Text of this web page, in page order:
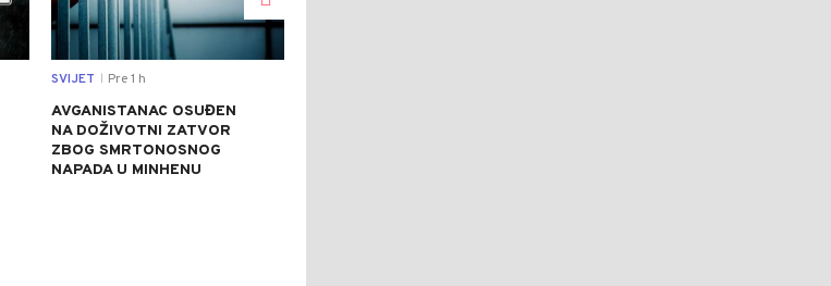
SVIJET Pre 1 h
AVGANISTANAC OSUĐEN
NA DOŽIVOTNI ZATVOR
ZBOG SMRTONOSNOG
NAPADA U MINHENU